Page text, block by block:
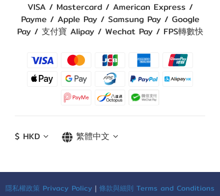
VISA / Mastercard / American Express /
Payme / Apple Pay / Samsung Pay / Google
Pay / 支付寶 Alipay / Wechat Pay / FPS轉數快
$ HKD 繁體中文
隱私權政策 Privacy Policy ｜ 條款與細則 Terms and Conditions